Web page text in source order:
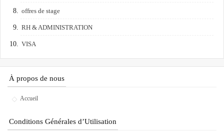
offres de stage
RH & ADMINISTRATION
VISA
À propos de nous
Accueil
Conditions Générales d’Utilisation